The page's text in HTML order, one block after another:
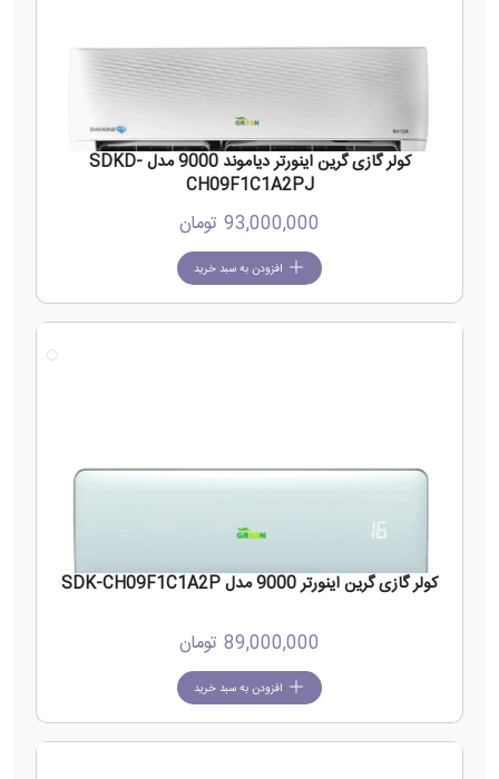
کولر گازی گرین اینورتر دیاموند 9000 مدل SDKD-
CH09F1C1A2PJ
93,000,000 تومان
افزودن به سبد خرید
کولر گازی گرین اینورتر 9000 مدل SDK-CH09F1C1A2P
89,000,000 تومان
افزودن به سبد خرید